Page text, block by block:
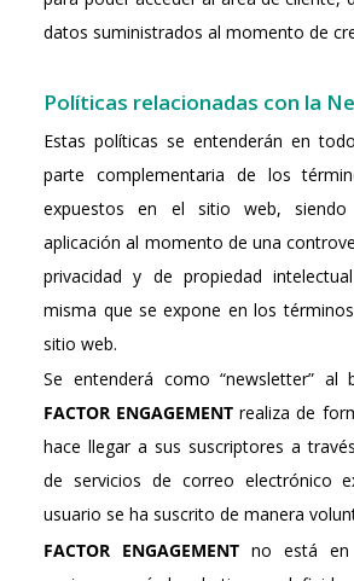
datos suministrados al momento de
Políticas relacionadas con la
Estas políticas se entenderán en
parte complementaria de los
expuestos en el sitio web,
aplicación al momento de una
privacidad y de propiedad
misma que se expone en los
sitio web.
Se entenderá como “newsletter” al
FACTOR ENGAGEMENT realiza de
hace llegar a sus suscriptores a
de servicios de correo electrónico
usuario se ha suscrito de manera
FACTOR ENGAGEMENT no está en